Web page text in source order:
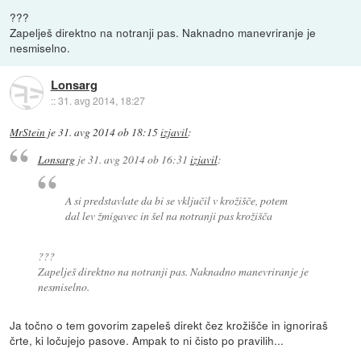
???
Zapelješ direktno na notranji pas. Naknadno manevriranje je
nesmiselno.
Lonsarg
::31. avg 2014, 18:27
MrStein je31. avg 2014 ob 18:15izjavil:
Lonsargje31. avg 2014 ob 16:31 izjavil:
A si predstavlate da bi se vključil v krožišče, potem
dal lev žmigavec in šel na notranji pas krožišča
???
Zapelješ direktno na notranji pas. Naknadno manevriranje je
nesmiselno.
Ja točno o tem govorim zapeleš direkt čez krožišče in ignoriraš
črte, ki ločujejo pasove. Ampak to ni čisto po pravilih...